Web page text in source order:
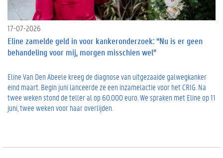
17-07-2026
Eline zamelde geld in voor kankeronderzoek: “Nu is er geen
behandeling voor mij, morgen misschien wel”
Eline Van Den Abeele kreeg de diagnose van uitgezaaide galwegkanker
eind maart. Begin juni lanceerde ze een inzamelactie voor het CRIG. Na
twee weken stond de teller al op 60.000 euro. We spraken met Eline op 11
juni, twee weken voor haar overlijden.